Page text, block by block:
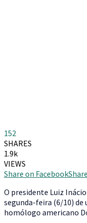
152
SHARES
1.9k
VIEWS
Share on Facebook
O presidente Luiz
segunda-feira (6/10) de
homólogo americano